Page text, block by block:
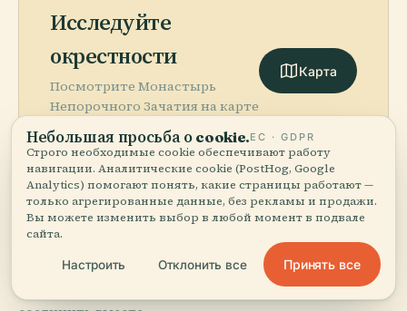
Исследуйте
окрестности
Посмотрите Монастырь
Непорочного Зачатия на карте
и узнайте, что рядом.
Карта
More in Клермон-Ферран.
58 мест, чтобы открыть — некоторые стоит
Собор
PLACE
Небольшая просьба о cookie.ЕС · GDPR
Строго необходимые cookie обеспечивают работу
навигации. Аналитические cookie (PostHog, Google
Analytics) помогают понять, какие страницы работают —
только агрегированные данные, без рекламы и продажи.
Вы можете изменить выбор в любой момент в подвале
сайта.
Настроить Отклонить все Принять все